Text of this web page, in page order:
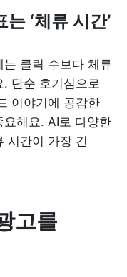
‘체류 시간’
클릭 수보다 체류
단순 호기심으로
이야기에 공감한
해요. AI로 다양한
시간이 가장 긴
고를